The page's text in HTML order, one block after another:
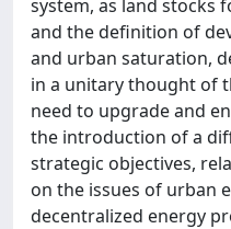
system, as land stocks
and the definition of
and urban saturation,
in a unitary thought of
need to upgrade and
the introduction of a
strategic objectives,
on the issues of urban
decentralized energy